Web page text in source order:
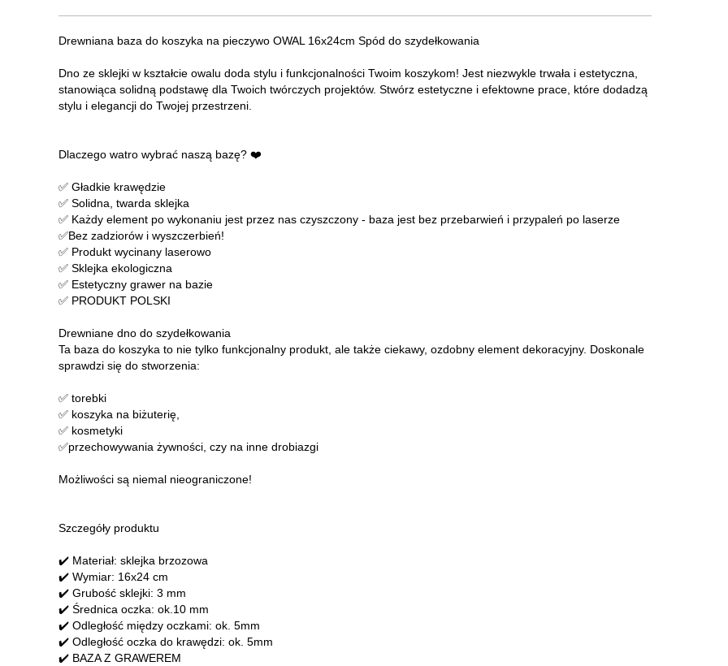
Drewniana baza do koszyka na pieczywo OWAL 16x24cm Spód do szydełkowania
Dno ze sklejki w kształcie owalu doda stylu i funkcjonalności Twoim koszykom! Jest niezwykle trwała i estetyczna,
stanowiąca solidną podstawę dla Twoich twórczych projektów. Stwórz estetyczne i efektowne prace, które dodadzą
stylu i elegancji do Twojej przestrzeni.
Dlaczego watro wybrać naszą bazę? ❤️
✅ Gładkie krawędzie
✅ Solidna, twarda sklejka
✅ Każdy element po wykonaniu jest przez nas czyszczony - baza jest bez przebarwień i przypaleń po laserze
✅Bez zadziorów i wyszczerbień!
✅ Produkt wycinany laserowo
✅ Sklejka ekologiczna
✅ Estetyczny grawer na bazie
✅ PRODUKT POLSKI
Drewniane dno do szydełkowania
Ta baza do koszyka to nie tylko funkcjonalny produkt, ale także ciekawy, ozdobny element dekoracyjny. Doskonale
sprawdzi się do stworzenia:
✅ torebki
✅ koszyka na biżuterię,
✅ kosmetyki
✅przechowywania żywności, czy na inne drobiazgi
Możliwości są niemal nieograniczone!
Szczegóły produktu
✔️ Materiał: sklejka brzozowa
✔️ Wymiar: 16x24 cm
✔️ Grubość sklejki: 3 mm
✔️ Średnica oczka: ok.10 mm
✔️ Odległość między oczkami: ok. 5mm
✔️ Odległość oczka do krawędzi: ok. 5mm
✔️ BAZA Z GRAWEREM